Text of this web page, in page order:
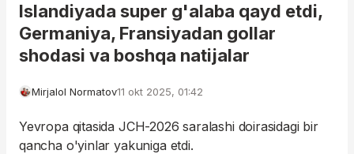
Islandiyada super g'alaba qayd etdi,
Germaniya, Fransiyadan gollar
shodasi va boshqa natijalar
Mirjalol Normatov11 okt 2025, 01:42
Yevropa qitasida JCH-2026 saralashi doirasidagi bir
qancha o'yinlar yakuniga etdi.